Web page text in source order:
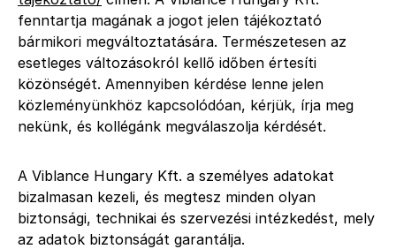
fenntartja magának a jogot jelen tájékoztató
bármikori megváltoztatására. Természetesen az
esetleges változásokról kellő időben értesíti
közönségét. Amennyiben kérdése lenne jelen
közleményünkhöz kapcsolódóan, kérjük, írja meg
nekünk, és kollégánk megválaszolja kérdését.
A Viblance Hungary Kft. a személyes adatokat
bizalmasan kezeli, és megtesz minden olyan
biztonsági, technikai és szervezési intézkedést, mely
az adatok biztonságát garantálja.